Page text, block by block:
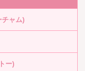
ャム)
ー)